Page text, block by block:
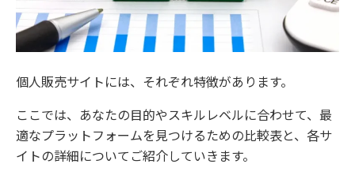
個人販売サイトには、それぞれ特徴があります。
ここでは、あなたの目的やスキルレベルに合わせて、最
適なプラットフォームを見つけるための比較表と、各サ
イトの詳細についてご紹介していきます。